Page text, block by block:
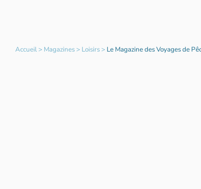
Accueil> Magazines> Loisirs> Le Magazine des Voyages de